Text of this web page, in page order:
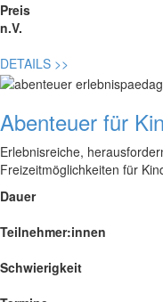
Preis
n.V.
DETAILS >>
Abenteuer für
Erlebnisreiche,
Freizeitmöglichkeiten für
Dauer
Teilnehmer:innen
Schwierigkeit